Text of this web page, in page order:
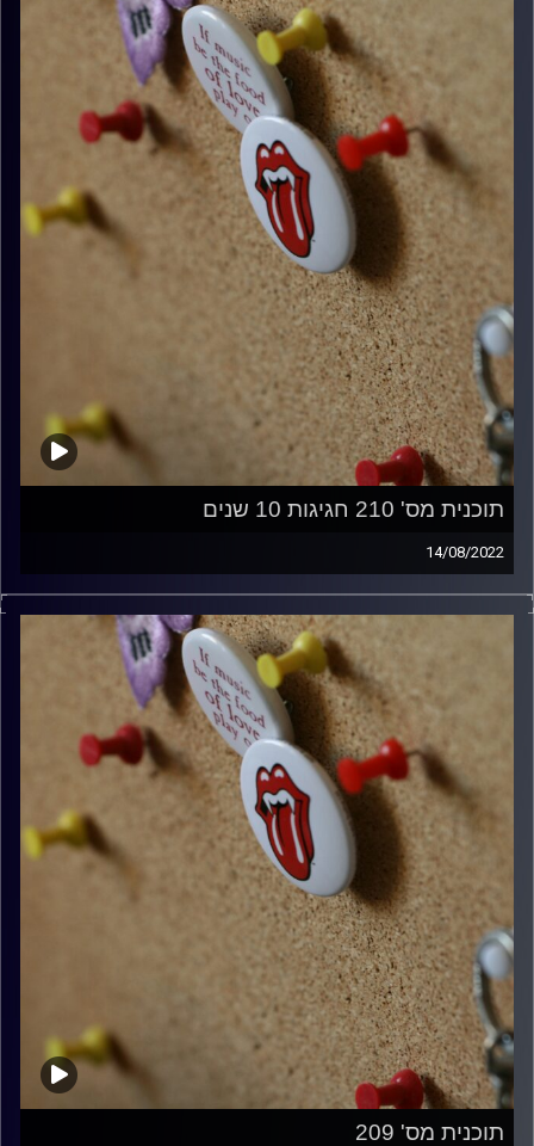
תוכנית מס' 210 חגיגות 10 שנים
14/08/2022
קלאסיקות רוק עם אורן הוף.
włodi
תוכנית מס' 209